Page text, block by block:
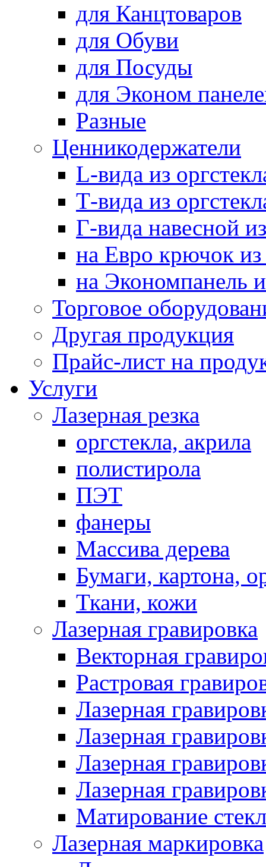
для Канцтоваров
для Обуви
для Посуды
для Эконом
Разные
Ценникодержатели
L-вида из
Т-вида из
Г-вида навесной
на Евро крючок из
на Экономпанель
Торговое
Другая продукция
Прайс-лист на
Услуги
Лазерная резка
оргстекла, акрила
полистирола
ПЭТ
фанеры
Массива дерева
Бумаги, картона,
Ткани, кожи
Лазерная гравировка
Векторная
Растровая
Лазерная
Лазерная
Лазерная
Лазерная
Матирование
Лазерная маркировка